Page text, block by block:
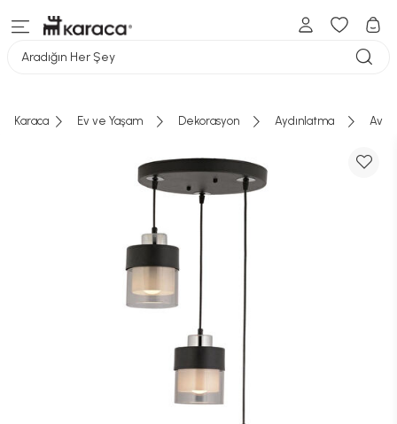
Aradığın Her Şey
Karaca Ev ve Yaşam Dekorasyon Aydınlatma